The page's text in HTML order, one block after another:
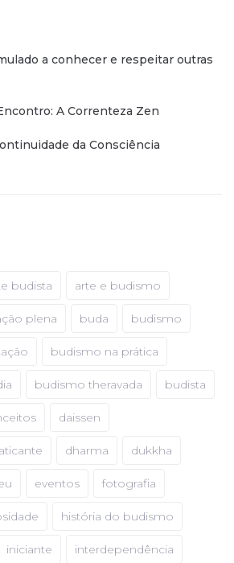
a conhecer e respeitar outras
A Correnteza Zen
da Consciência
budista arte e budismo
plena buda budismo
budismo na prática
budismo theravada budista
daissen
dharma dukkha
eventos fotografia
história do budismo
iniciante interdependência